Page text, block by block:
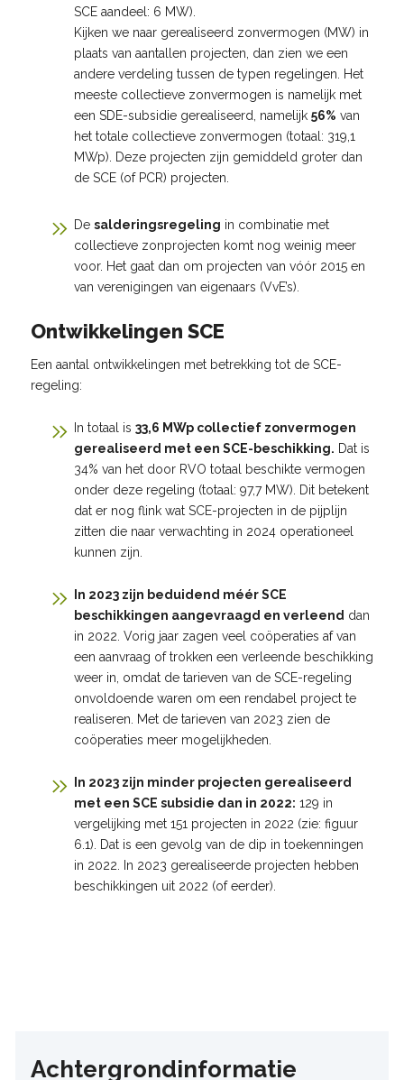
SCE aandeel: 6 MW).
Kijken we naar gerealiseerd zonvermogen (MW) in
plaats van aantallen projecten, dan zien we een
andere verdeling tussen de typen regelingen. Het
meeste collectieve zonvermogen is namelijk met
een SDE-subsidie gerealiseerd, namelijk 56% van
het totale collectieve zonvermogen (totaal: 319,1
MWp). Deze projecten zijn gemiddeld groter dan
de SCE (of PCR) projecten.
De salderingsregeling in combinatie met
collectieve zonprojecten komt nog weinig meer
voor. Het gaat dan om projecten van vóór 2015 en
van verenigingen van eigenaars (VvE’s).
Ontwikkelingen SCE
Een aantal ontwikkelingen met betrekking tot de SCE-
regeling:
In totaal is 33,6 MWp collectief zonvermogen
gerealiseerd met een SCE-beschikking. Dat is
34% van het door RVO totaal beschikte vermogen
onder deze regeling (totaal: 97,7 MW). Dit betekent
dat er nog flink wat SCE-projecten in de pijplijn
zitten die naar verwachting in 2024 operationeel
kunnen zijn.
In 2023 zijn beduidend méér SCE
beschikkingen aangevraagd en verleend dan
in 2022. Vorig jaar zagen veel coöperaties af van
een aanvraag of trokken een verleende beschikking
weer in, omdat de tarieven van de SCE-regeling
onvoldoende waren om een rendabel project te
realiseren. Met de tarieven van 2023 zien de
coöperaties meer mogelijkheden.
In 2023 zijn minder projecten gerealiseerd
met een SCE subsidie dan in 2022: 129 in
vergelijking met 151 projecten in 2022 (zie: figuur
6.1). Dat is een gevolg van de dip in toekenningen
in 2022. In 2023 gerealiseerde projecten hebben
beschikkingen uit 2022 (of eerder).
Achtergrondinformatie